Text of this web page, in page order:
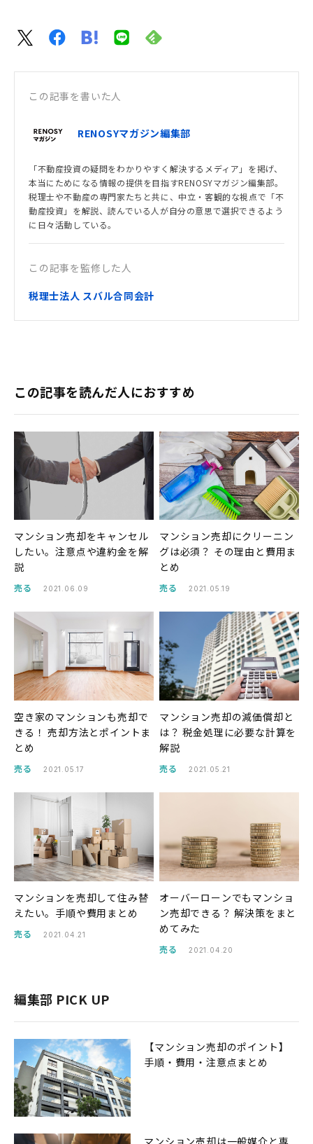
この記事を書いた人
RENOSYマガジン編集部
「不動産投資の疑問をわかりやすく解決するメディア」を掲げ、
本当にためになる情報の提供を目指すRENOSYマガジン編集部。
税理士や不動産の専門家たちと共に、中立・客観的な視点で「不
動産投資」を解説、読んでいる人が自分の意思で選択できるよう
に日々活動している。
この記事を監修した人
税理士法人 スバル合同会計
この記事を読んだ人におすすめ
マンション売却をキャンセル
したい。注意点や違約金を解
説
売る 2021.06.09
マンション売却にクリーニン
グは必須？ その理由と費用ま
とめ
売る 2021.05.19
空き家のマンションも売却で
きる！ 売却方法とポイントま
とめ
売る 2021.05.17
マンション売却の減価償却と
は？ 税金処理に必要な計算を
解説
売る 2021.05.21
マンションを売却して住み替
えたい。手順や費用まとめ
売る 2021.04.21
オーバーローンでもマンショ
ン売却できる？ 解決策をまと
めてみた
売る 2021.04.20
編集部 PICK UP
【マンション売却のポイント】
手順・費用・注意点まとめ
マンション売却は一般媒介と専